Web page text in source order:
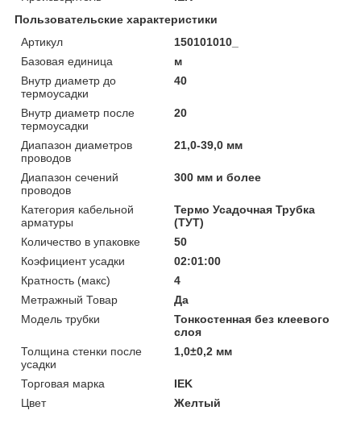
Пользовательские характеристики
Артикул
150101010_
Базовая единица
м
Внутр диаметр до
термоусадки
40
Внутр диаметр после
термоусадки
20
Диапазон диаметров
проводов
21,0-39,0 мм
Диапазон сечений
проводов
300 мм и более
Категория кабельной
арматуры
Термо Усадочная Трубка
(ТУТ)
Количество в упаковке
50
Коэфициент усадки
02:01:00
Кратность (макс)
4
Метражный Товар
Да
Модель трубки
Тонкостенная без клеевого
слоя
Толщина стенки после
усадки
1,0±0,2 мм
Торговая марка
IEK
Цвет
Желтый